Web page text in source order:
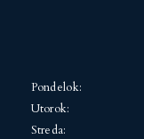
Pondelok:
Utorok:
Streda: